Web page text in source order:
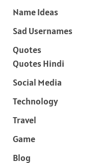
Name Ideas
Sad Usernames
Quotes
Quotes Hindi
Social Media
Technology
Travel
Game
Blog